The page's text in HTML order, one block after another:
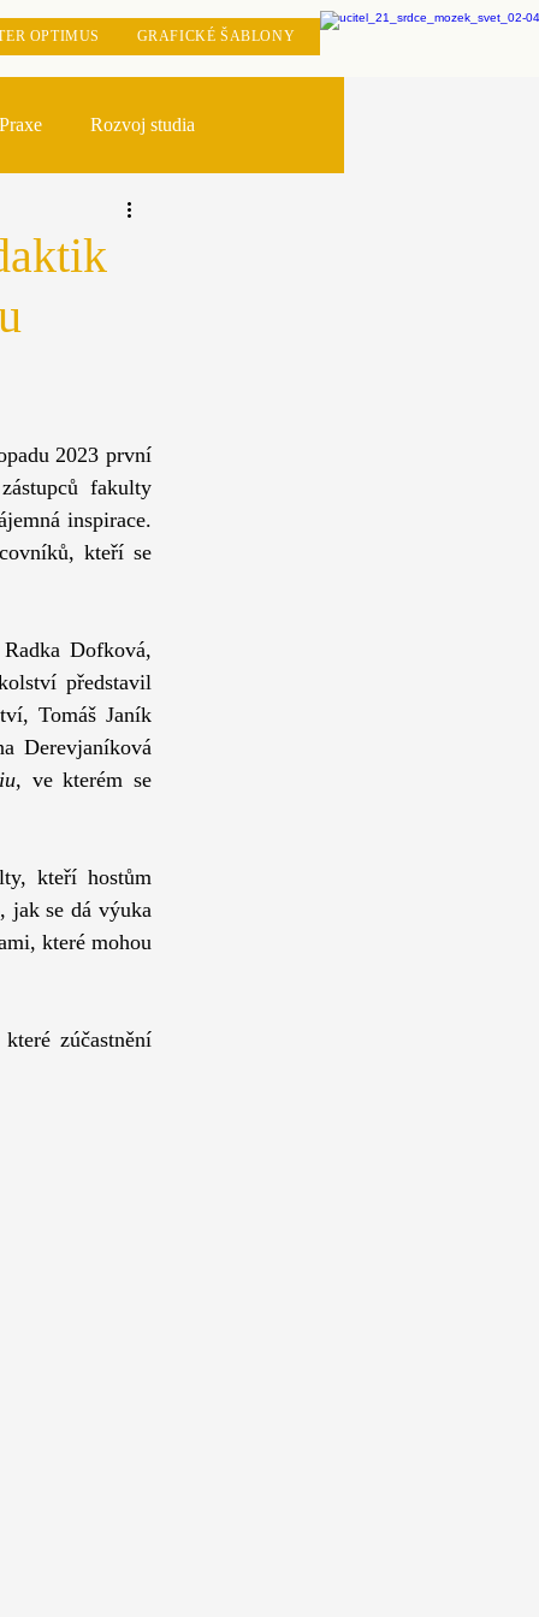
OPTIMUS GRAFICKÉ ŠABLONY
Praxe Rozvoj studia
2023 první
fakulty
inspirace.
kteří se
Dofková,
představil
Tomáš Janík
Derevjaníková
, ve kterém se
kteří hostům
jak se dá výuka
které mohou
zúčastnění